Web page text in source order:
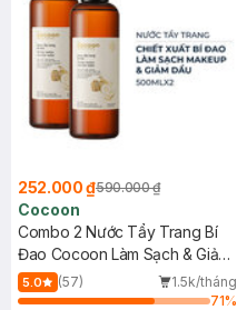
252.000 ₫590.000 ₫
Cocoon
Combo 2 Nước Tẩy Trang Bí
Đao Cocoon Làm Sạch & Giảm
Dầu 500ml
5.0 (57)
1.5k/tháng
71%